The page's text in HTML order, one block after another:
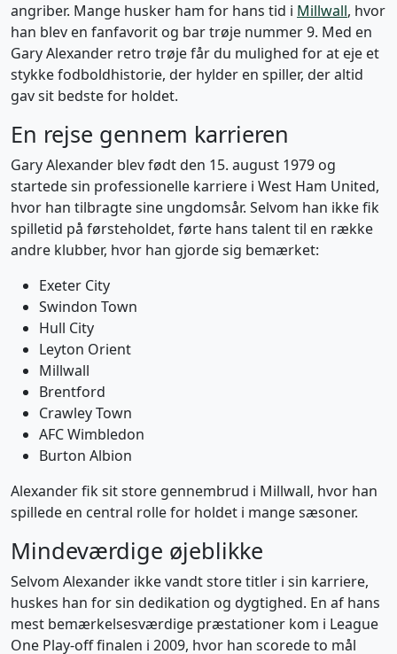
angriber. Mange husker ham for hans tid i Millwall, hvor
han blev en fanfavorit og bar trøje nummer 9. Med en
Gary Alexander retro trøje får du mulighed for at eje et
stykke fodboldhistorie, der hylder en spiller, der altid
gav sit bedste for holdet.
En rejse gennem karrieren
Gary Alexander blev født den 15. august 1979 og
startede sin professionelle karriere i West Ham United,
hvor han tilbragte sine ungdomsår. Selvom han ikke fik
spilletid på førsteholdet, førte hans talent til en række
andre klubber, hvor han gjorde sig bemærket:
Exeter City
Swindon Town
Hull City
Leyton Orient
Millwall
Brentford
Crawley Town
AFC Wimbledon
Burton Albion
Alexander fik sit store gennembrud i Millwall, hvor han
spillede en central rolle for holdet i mange sæsoner.
Mindeværdige øjeblikke
Selvom Alexander ikke vandt store titler i sin karriere,
huskes han for sin dedikation og dygtighed. En af hans
mest bemærkelsesværdige præstationer kom i League
One Play-off finalen i 2009, hvor han scorede to mål